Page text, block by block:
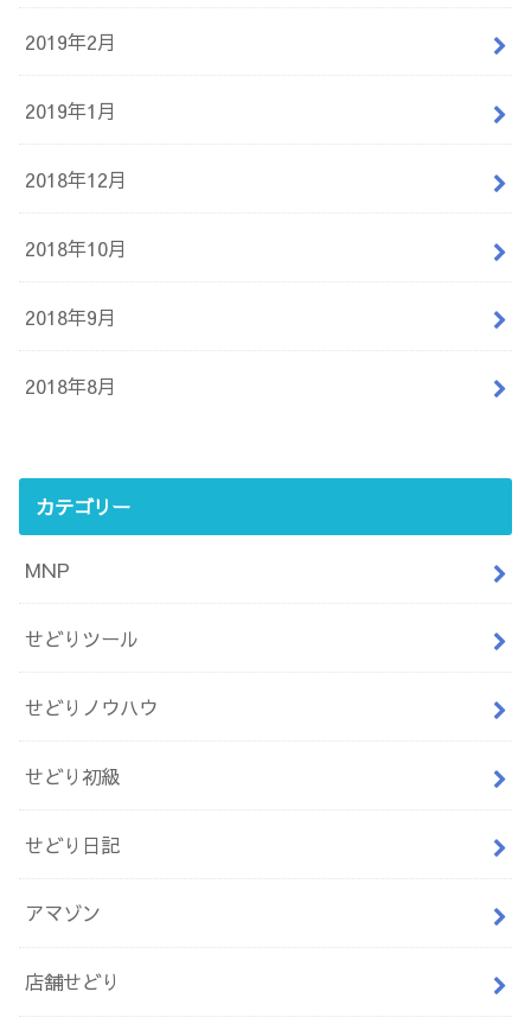
2019年2月
2019年1月
2018年12月
2018年10月
2018年9月
2018年8月
カテゴリー
MNP
せどりツール
せどりノウハウ
せどり初級
せどり日記
アマゾン
店舗せどり